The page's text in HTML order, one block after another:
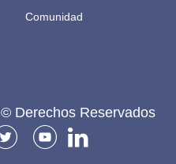
Comunidad
© Derechos Reservados